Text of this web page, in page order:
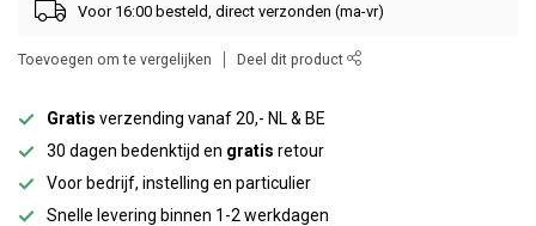
Voor 16:00 besteld, direct verzonden (ma-vr)
Toevoegen om te vergelijken Deel dit product
Gratis verzending vanaf 20,- NL & BE
30 dagen bedenktijd en gratis retour
Voor bedrijf, instelling en particulier
Snelle levering binnen 1-2 werkdagen